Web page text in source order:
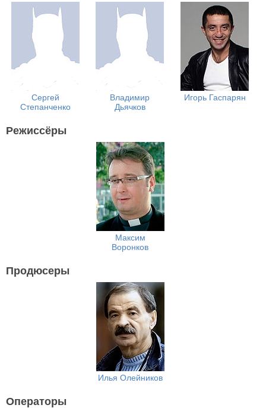
Сергей
Степанченко
Владимир
Дьячков
Игорь Гаспарян
Режиссёры
Максим
Воронков
Продюсеры
Илья Олейников
Операторы